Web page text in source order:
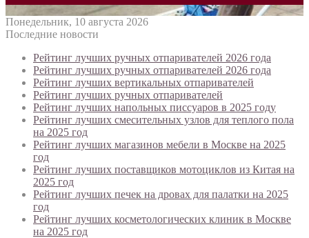
Понедельник, 10 августа 2026
Последние новости
Рейтинг лучших ручных отпаривателей 2026 года
Рейтинг лучших ручных отпаривателей 2026 года
Рейтинг лучших вертикальных отпаривателей
Рейтинг лучших ручных отпаривателей
Рейтинг лучших напольных писсуаров в 2025 году
Рейтинг лучших смесительных узлов для теплого пола
на 2025 год
Рейтинг лучших магазинов мебели в Москве на 2025
год
Рейтинг лучших поставщиков мотоциклов из Китая на
2025 год
Рейтинг лучших печек на дровах для палатки на 2025
год
Рейтинг лучших косметологических клиник в Москве
на 2025 год